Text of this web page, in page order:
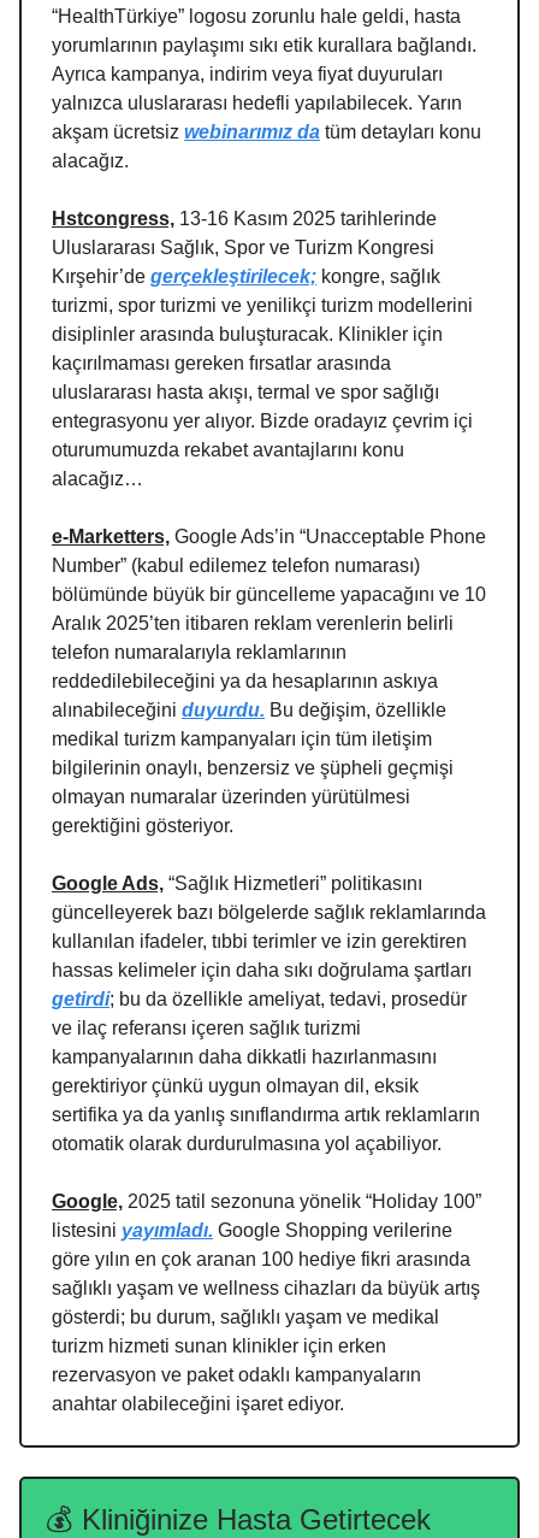
“HealthTürkiye” logosu zorunlu hale geldi, hasta
yorumlarının paylaşımı sıkı etik kurallara bağlandı.
Ayrıca kampanya, indirim veya fiyat duyuruları
yalnızca uluslararası hedefli yapılabilecek. Yarın
akşam ücretsiz webinarımız da tüm detayları konu
alacağız.
Hstcongress, 13-16 Kasım 2025 tarihlerinde
Uluslararası Sağlık, Spor ve Turizm Kongresi
Kırşehir’de gerçekleştirilecek; kongre, sağlık
turizmi, spor turizmi ve yenilikçi turizm modellerini
disiplinler arasında buluşturacak. Klinikler için
kaçırılmaması gereken fırsatlar arasında
uluslararası hasta akışı, termal ve spor sağlığı
entegrasyonu yer alıyor. Bizde oradayız çevrim içi
oturumumuzda rekabet avantajlarını konu
alacağız…
e-Marketters, Google Ads’in “Unacceptable Phone
Number” (kabul edilemez telefon numarası)
bölümünde büyük bir güncelleme yapacağını ve 10
Aralık 2025’ten itibaren reklam verenlerin belirli
telefon numaralarıyla reklamlarının
reddedilebileceğini ya da hesaplarının askıya
alınabileceğini duyurdu. Bu değişim, özellikle
medikal turizm kampanyaları için tüm iletişim
bilgilerinin onaylı, benzersiz ve şüpheli geçmişi
olmayan numaralar üzerinden yürütülmesi
gerektiğini gösteriyor.
Google Ads, “Sağlık Hizmetleri” politikasını
güncelleyerek bazı bölgelerde sağlık reklamlarında
kullanılan ifadeler, tıbbi terimler ve izin gerektiren
hassas kelimeler için daha sıkı doğrulama şartları
getirdi; bu da özellikle ameliyat, tedavi, prosedür
ve ilaç referansı içeren sağlık turizmi
kampanyalarının daha dikkatli hazırlanmasını
gerektiriyor çünkü uygun olmayan dil, eksik
sertifika ya da yanlış sınıflandırma artık reklamların
otomatik olarak durdurulmasına yol açabiliyor.
Google, 2025 tatil sezonuna yönelik “Holiday 100”
listesini yayımladı. Google Shopping verilerine
göre yılın en çok aranan 100 hediye fikri arasında
sağlıklı yaşam ve wellness cihazları da büyük artış
gösterdi; bu durum, sağlıklı yaşam ve medikal
turizm hizmeti sunan klinikler için erken
rezervasyon ve paket odaklı kampanyaların
anahtar olabileceğini işaret ediyor.
💰 Kliniğinize Hasta Getirtecek